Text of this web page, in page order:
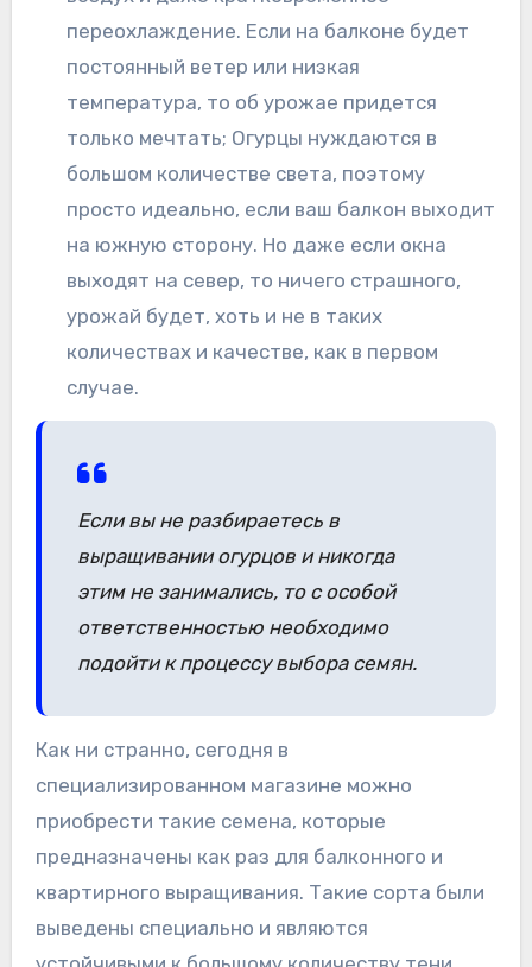
переохлаждение. Если на балконе будет
постоянный ветер или низкая
температура, то об урожае придется
только мечтать; Огурцы нуждаются в
большом количестве света, поэтому
просто идеально, если ваш балкон выходит
на южную сторону. Но даже если окна
выходят на север, то ничего страшного,
урожай будет, хоть и не в таких
количествах и качестве, как в первом
случае.
Если вы не разбираетесь в
выращивании огурцов и никогда
этим не занимались, то с особой
ответственностью необходимо
подойти к процессу выбора семян.
Как ни странно, сегодня в
специализированном магазине можно
приобрести такие семена, которые
предназначены как раз для балконного и
квартирного выращивания. Такие сорта были
выведены специально и являются